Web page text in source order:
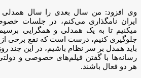
وی افزود: من سال بعدی را سال همدلی
ایران نامگذاری می‌کنم، در جلسات
میکنیم تا به یک همدلی و همگرایی
جلوگیری کنیم، درست است که نفع برخی
باید همدل بر سر نظام باشیم، در این چند
رسانه‌ها با گفتن فیلم‌های خصوصی و
هر دو فعال باشند.